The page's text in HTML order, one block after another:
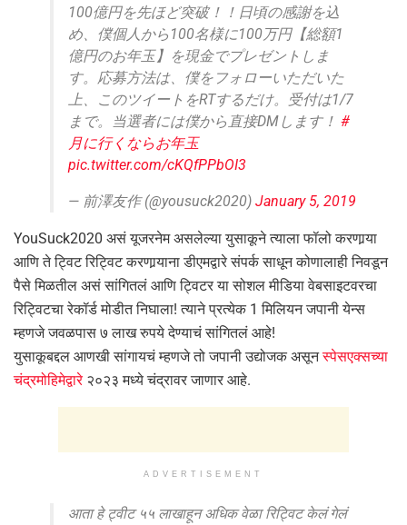
100億円を先ほど突破！！日頃の感謝を込
め、僕個人から100名様に100万円【総額1
億円のお年玉】を現金でプレゼントしま
す。応募方法は、僕をフォローいただいた
上、このツイートをRTするだけ。受付は1/7
まで。当選者には僕から直接DMします！ #
月に行くならお年玉
pic.twitter.com/cKQfPPbOI3
— 前澤友作 (@yousuck2020) January 5, 2019
YouSuck2020 असं यूजरनेम असलेल्या युसाकूने त्याला फॉलो करणार्‍या
आणि ते ट्विट रिट्विट करणार्‍याना डीएमद्वारे संपर्क साधून कोणालाही निवडून
पैसे मिळतील असं सांगितलं आणि ट्विटर या सोशल मीडिया वेबसाइटवरचा
रिट्विटचा रेकॉर्ड मोडीत निघाला! त्याने प्रत्येक 1 मिलियन जपानी येन्स
म्हणजे जवळपास ७ लाख रुपये देण्याचं सांगितलं आहे!
युसाकूबद्दल आणखी सांगायचं म्हणजे तो जपानी उद्योजक असूनस्पेसएक्सच्या
चंद्रमोहिमेद्वारे२०२३ मध्ये चंद्रावर जाणार आहे.
ADVERTISEMENT
आता हे ट्वीट ५५ लाखाहून अधिक वेळा रिट्विट केलं गेलं